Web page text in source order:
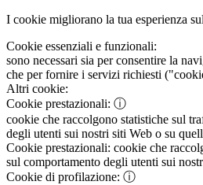
I cookie migliorano la tua esperienza
Cookie essenziali e funzionali:
sono necessari sia per consentire la
che per fornire i servizi richiesti
Altri cookie:
Cookie prestazionali: ⓘ
cookie che raccolgono statistiche sul
degli utenti sui nostri siti Web o su
Cookie prestazionali: cookie che
sul comportamento degli utenti sui
Cookie di profilazione: ⓘ